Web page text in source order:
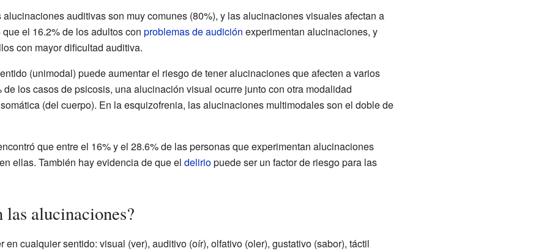
auditivas son muy comunes (80%), y las alucinaciones visuales afectan a
el 16.2% de los adultos con problemas de audición experimentan alucinaciones, y
con mayor dificultad auditiva.
(unimodal) puede aumentar el riesgo de tener alucinaciones que afecten a varios
los casos de psicosis, una alucinación visual ocurre junto con otra modalidad
(del cuerpo). En la esquizofrenia, las alucinaciones multimodales son el doble de
que entre el 16% y el 28.6% de las personas que experimentan alucinaciones
ellas. También hay evidencia de que el deliriopuede ser un factor de riesgo para las
las alucinaciones?
cualquier sentido: visual (ver), auditivo (oír), olfativo (oler), gustativo (sabor), táctil